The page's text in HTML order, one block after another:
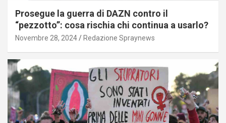
Prosegue la guerra di DAZN contro il
“pezzotto”: cosa rischia chi continua a usarlo?
Novembre 28, 2024 Redazione Spraynews